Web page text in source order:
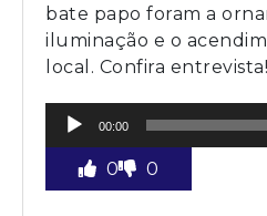
bate papo foram a
iluminação e o
local. Confira entrevista!
Tocador
áudio
00:00
0 0